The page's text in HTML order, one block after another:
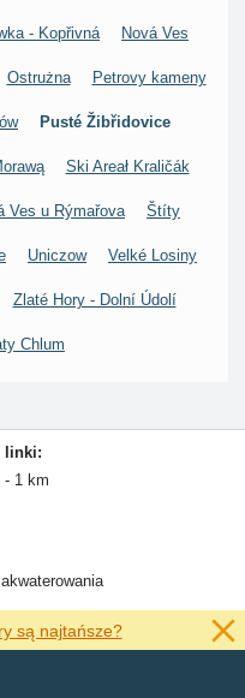
- Kopřivná Nová Ves
Ostrużna Petrovy kameny
Pusté Žibřidovice
Ski Areał Kraličák
Ves u Rýmařova Štíty
Uniczow Velké Losiny
Zlaté Hory - Dolní Údolí
Chlum
linki:
1 km
są najtańsze?